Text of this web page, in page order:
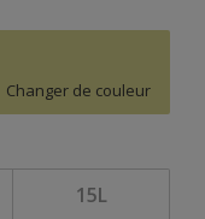
Changer de couleur
15L